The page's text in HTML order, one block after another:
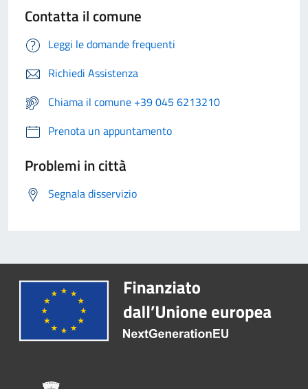
Contatta il comune
Leggi le domande frequenti
Richiedi Assistenza
Chiama il comune +39 045 6213210
Prenota un appuntamento
Problemi in città
Segnala disservizio